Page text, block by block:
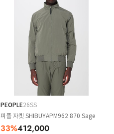
PEOPLE26SS
피플 자켓 SHIBUYAPM962 870 Sage
33%412,000